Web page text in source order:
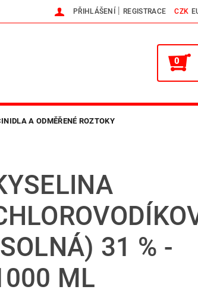
CZK
PŘIHLÁŠENÍ | REGISTRACE
0
A ODMĚŘENÉ ROZTOKY
31 % -
ML